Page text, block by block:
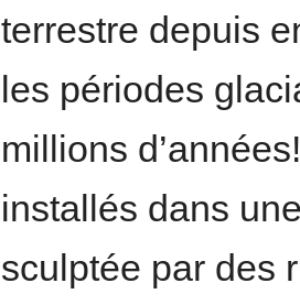
terrestre depuis
les périodes
millions
installés dans
sculptée par des